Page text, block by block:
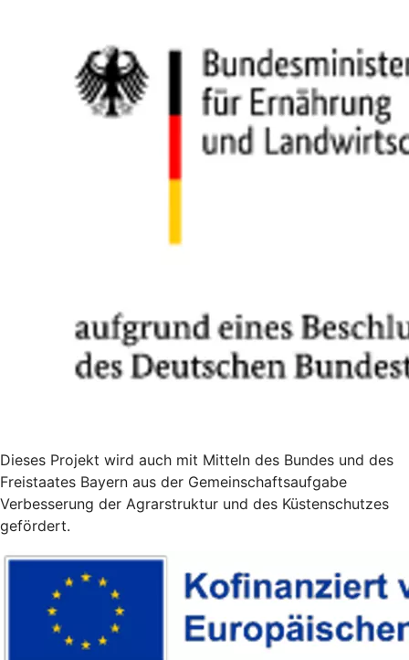
Dieses Projekt wird auch mit Mitteln des Bundes und des
Freistaates Bayern aus der Gemeinschaftsaufgabe
Verbesserung der Agrarstruktur und des Küstenschutzes
gefördert.